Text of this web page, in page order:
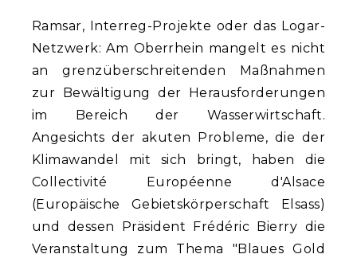
Ramsar, Interreg-Projekte oder das Logar-
Netzwerk: Am Oberrhein mangelt es nicht
an grenzüberschreitenden Maßnahmen
zur Bewältigung der Herausforderungen
im Bereich der Wasserwirtschaft.
Angesichts der akuten Probleme, die der
Klimawandel mit sich bringt, haben die
Collectivité Européenne d'Alsace
(Europäische Gebietskörperschaft Elsass)
und dessen Präsident Frédéric Bierry die
Veranstaltung zum Thema "Blaues Gold